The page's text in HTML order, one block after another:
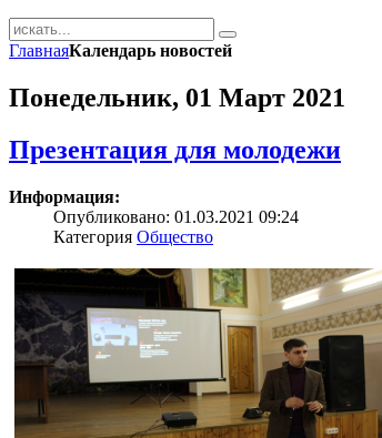
ГлавнаяКалендарь новостей
Понедельник, 01 Март 2021
Презентация для молодежи
Информация:
Опубликовано: 01.03.2021 09:24
Категория Общество